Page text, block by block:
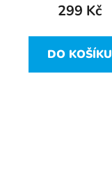
299 Kč
DO KOŠÍKU